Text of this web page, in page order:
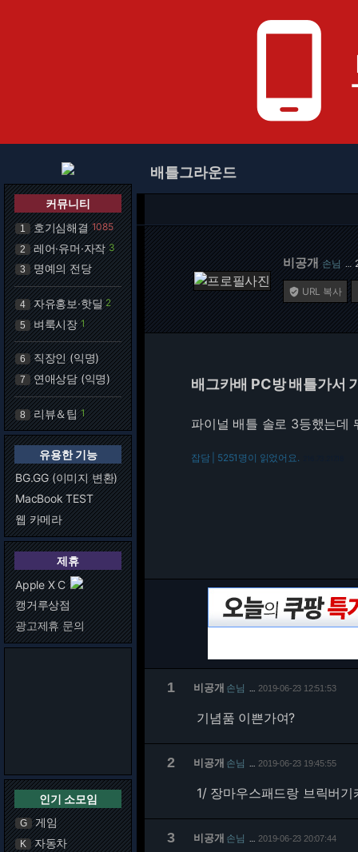
phone_android
커뮤니티
1 호기심해결 1085
2 레어·유머·자작 3
3 명예의 전당
4 자유홍보·핫딜 2
5 벼룩시장 1
6 직장인 (익명)
7 연애상담 (익명)
8 리뷰＆팁 1
유용한 기능
BG.GG (이미지 변환)
MacBook TEST
웹 카메라
제휴
Apple X C
캥거루상점
광고제휴 문의
인기 소모임
G 게임
K 자동차
배틀그라운드
비공개 손님 …
 URL 복사
배그카배 PC방 배틀가서
파이널 배틀 솔로 3등했는데
잡담 | 5251명이 읽었어요.
1 비공개 손님 2019-06-23 12:51:53
기념품 이쁜가여?
2 비공개 손님 2019-06-23 19:45:55
1/장마우스패드랑 브릭버기
3 비공개 손님 2019-06-23 20:07:44